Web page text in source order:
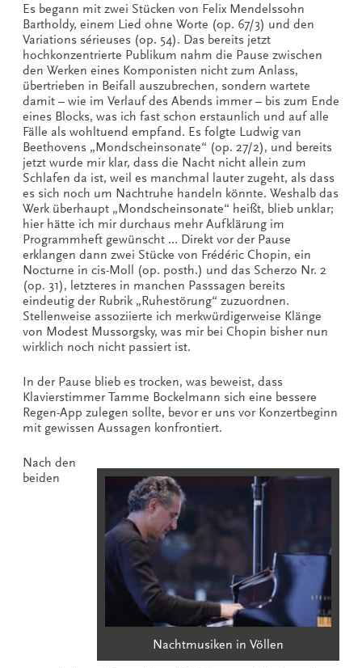
Es begann mit zwei Stücken von Felix Mendelssohn
Bartholdy, einem Lied ohne Worte (op. 67/3) und den
Variations sérieuses (op. 54). Das bereits jetzt
hochkonzentrierte Publikum nahm die Pause zwischen
den Werken eines Komponisten nicht zum Anlass,
übertrieben in Beifall auszubrechen, sondern wartete
damit – wie im Verlauf des Abends immer – bis zum Ende
eines Blocks, was ich fast schon erstaunlich und auf alle
Fälle als wohltuend empfand. Es folgte Ludwig van
Beethovens „Mondscheinsonate“ (op. 27/2), und bereits
jetzt wurde mir klar, dass die Nacht nicht allein zum
Schlafen da ist, weil es manchmal lauter zugeht, als dass
es sich noch um Nachtruhe handeln könnte. Weshalb das
Werk überhaupt „Mondscheinsonate“ heißt, blieb unklar;
hier hätte ich mir durchaus mehr Aufklärung im
Programmheft gewünscht … Direkt vor der Pause
erklangen dann zwei Stücke von Frédéric Chopin, ein
Nocturne in cis-Moll (op. posth.) und das Scherzo Nr. 2
(op. 31), letzteres in manchen Passsagen bereits
eindeutig der Rubrik „Ruhestörung“ zuzuordnen.
Stellenweise assoziierte ich merkwürdigerweise Klänge
von Modest Mussorgsky, was mir bei Chopin bisher nun
wirklich noch nicht passiert ist.
In der Pause blieb es trocken, was beweist, dass
Klavierstimmer Tamme Bockelmann sich eine bessere
Regen-App zulegen sollte, bevor er uns vor Konzertbeginn
mit gewissen Aussagen konfrontiert.
Nachtmusiken in Völlen
Nach den
beiden